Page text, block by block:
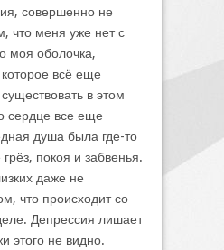
совершенно не
что меня уже нет с
моя оболочка,
всё еще
в этом
сердце все еще
душа была где-то
покоя и забвенья.
даже не
что происходит со
Депрессия лишает
этого не видно.